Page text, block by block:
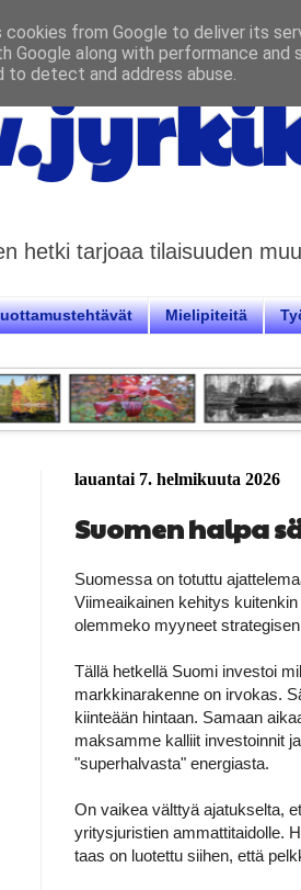
hetki tarjoaa tilaisuuden
Mielipiteitä
lauantai 7. helmikuuta 2026
Suomen halpa
Suomessa on totuttu
Viimeaikainen kehitys
olemmeko myyneet
Tällä hetkellä Suomi investoi
markkinarakenne on irvokas.
kiinteään hintaan. Samaan
maksamme kalliit investoinnit
"superhalvasta" energiasta.
On vaikea välttyä ajatukselta,
yritysjuristien ammattitaidolle.
taas on luotettu siihen, että
cookies from Google to deliver its
Google along with performance
to detect and address abuse.